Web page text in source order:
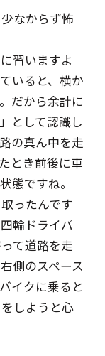
なからず怖
習いますよ
いると、横か
だから余計に
として認識し
の真ん中を走
とき前後に車
態ですね。
ったんです
輪ドライバ
て道路を走
側のスペース
イクに乗ると
しようと心